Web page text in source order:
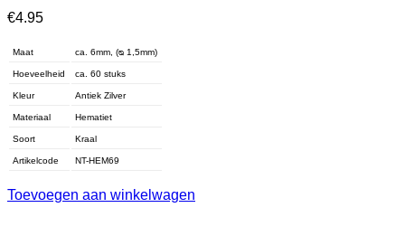
€4.95
Maat ca. 6mm, (ᴓ 1,5mm)
Hoeveelheid ca. 60 stuks
Kleur Antiek Zilver
Materiaal Hematiet
Soort Kraal
Artikelcode NT-HEM69
Toevoegen aan winkelwagen